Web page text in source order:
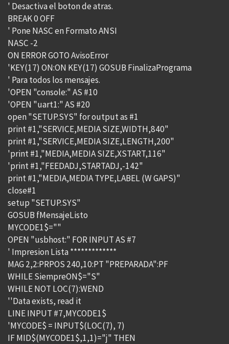
' Desactiva el boton de atras.
BREAK 0 OFF
' Pone NASC en Formato ANSI
NASC -2
ON ERROR GOTO AvisoError
'KEY(17) ON:ON KEY(17) GOSUB FinalizaPrograma
' Para todos los mensajes.
'OPEN "console:" AS #10
'OPEN "uart1:" AS #20
open "SETUP.SYS" for output as #1
print #1,"SERVICE,MEDIA SIZE,WIDTH,840"
print #1,"SERVICE,MEDIA SIZE,LENGTH,200"
'print #1,"MEDIA,MEDIA SIZE,XSTART,116"
'print #1,"FEEDADJ,STARTADJ,-142"
print #1,"MEDIA,MEDIA TYPE,LABEL (W GAPS)"
close#1
setup "SETUP.SYS"
GOSUB fMensajeListo
MYCODE1$=""
OPEN "usbhost:" FOR INPUT AS #7
' Impresion Lista *************
MAG 2,2:PRPOS 240,10:PT "PREPARADA":PF
WHILE SiempreON$="S"
WHILE NOT LOC(7):WEND
''Data exists, read it
LINE INPUT #7,MYCODE1$
'MYCODE$ = INPUT$(LOC(7), 7)
IF MID$(MYCODE1$,1,1)="j" THEN